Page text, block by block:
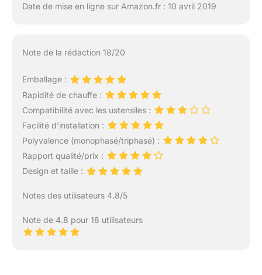
Date de mise en ligne sur Amazon.fr : 10 avril 2019
Note de la rédaction 18/20
Emballage :
Rapidité de chauffe :
Compatibilité avec les ustensiles :
Facilité d’installation :
Polyvalence (monophasé/triphasé) :
Rapport qualité/prix :
Design et taille :
Notes des utilisateurs 4.8/5
Note de 4.8 pour 18 utilisateurs